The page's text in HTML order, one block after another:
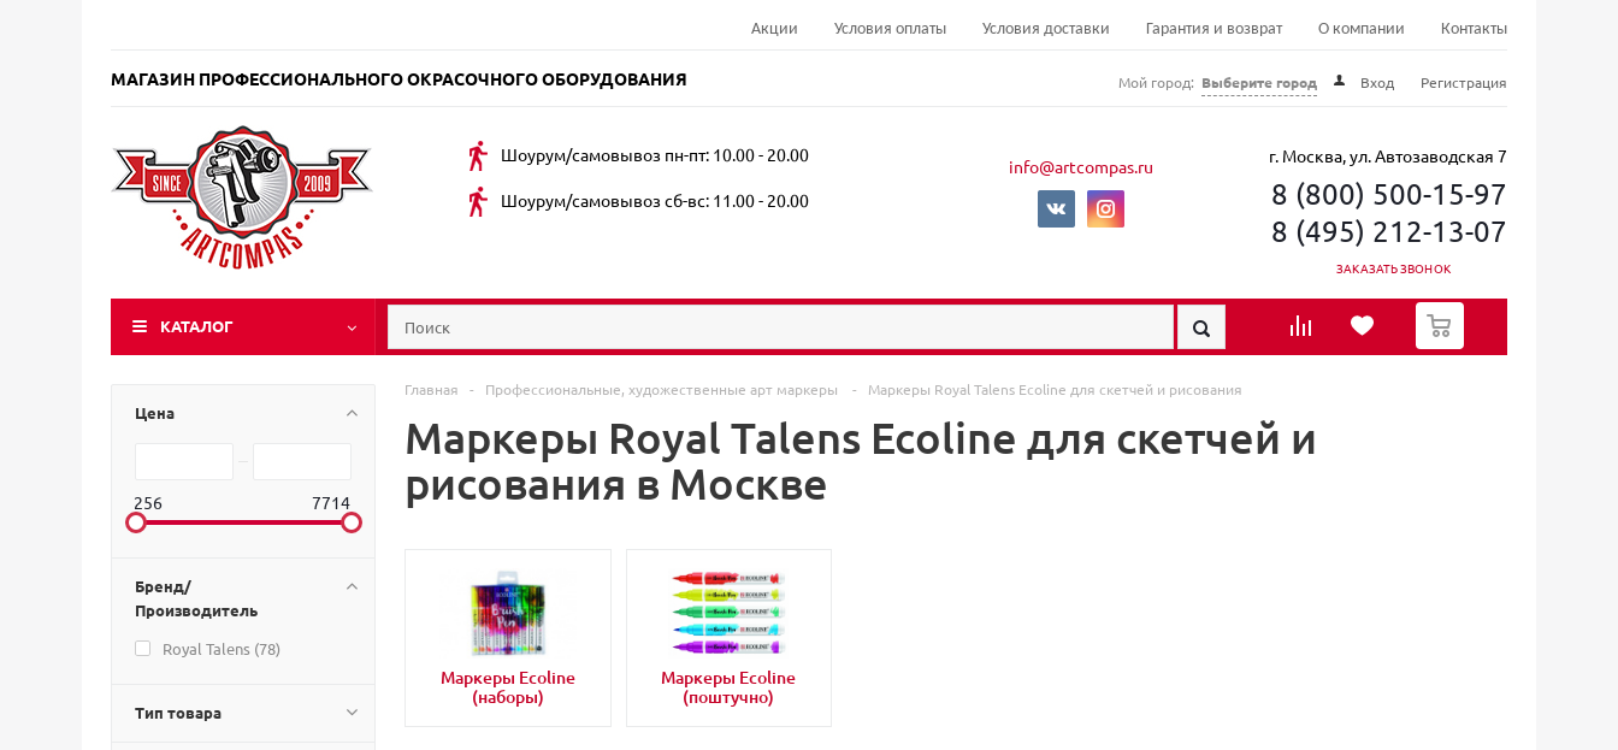
Акции Условия оплаты Условия доставки Гарантия и возврат О компании Контакты
МАГАЗИН ПРОФЕССИОНАЛЬНОГО ОКРАСОЧНОГО ОБОРУДОВАНИЯ Мой город: Выберите город Вход Регистрация
Шоурум/самовывоз пн-пт: 10.00 - 20.00
Шоурум/самовывоз сб-вс: 11.00 - 20.00
info@artcompas.ru г. Москва, ул. Автозаводская 7
8 (800) 500-15-97
8 (495) 212-13-07
ЗАКАЗАТЬ ЗВОНОК
КАТАЛОГ
0
Цена
256 7714
Бренд/
Производитель
Royal Talens (78)
Тип товара
Главная - Профессиональные, художественные арт маркеры - Маркеры Royal Talens Ecoline для скетчей и рисования
Маркеры Royal Talens Ecoline для скетчей и
рисования в Москве
Маркеры Ecoline
(наборы)
Маркеры Ecoline
(поштучно)